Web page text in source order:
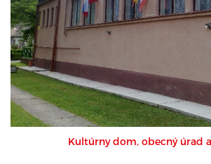
Kultúrny dom, obecný úrad